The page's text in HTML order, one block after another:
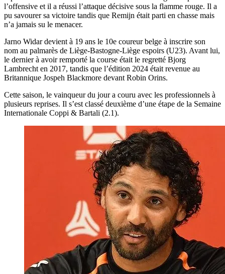
l’offensive et il a réussi l’attaque décisive sous la flamme rouge. Il a
pu savourer sa victoire tandis que Remijn était parti en chasse mais
n’a jamais su le menacer.
Jarno Widar devient à 19 ans le 10e coureur belge à inscrire son
nom au palmarès de Liège-Bastogne-Liège espoirs (U23). Avant lui,
le dernier à avoir remporté la course était le regretté Bjorg
Lambrecht en 2017, tandis que l’édition 2024 était revenue au
Britannique Jospeh Blackmore devant Robin Orins.
Cette saison, le vainqueur du jour a couru avec les professionnels à
plusieurs reprises. Il s’est classé deuxième d’une étape de la Semaine
Internationale Coppi & Bartali (2.1).